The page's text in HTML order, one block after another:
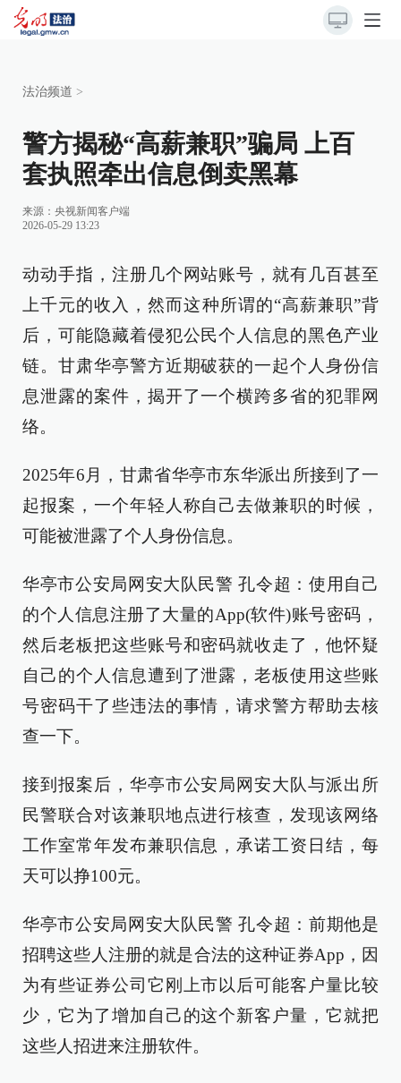
法治频道 >
警方揭秘“高薪兼职”骗局 上百
套执照牵出信息倒卖黑幕
来源： 央视新闻客户端
2026-05-29 13:23
动动手指，注册几个网站账号，就有几百甚至
上千元的收入，然而这种所谓的“高薪兼职”背
后，可能隐藏着侵犯公民个人信息的黑色产业
链。甘肃华亭警方近期破获的一起个人身份信
息泄露的案件，揭开了一个横跨多省的犯罪网
络。
2025年6月，甘肃省华亭市东华派出所接到了一
起报案，一个年轻人称自己去做兼职的时候，
可能被泄露了个人身份信息。
华亭市公安局网安大队民警 孔令超：使用自己
的个人信息注册了大量的App(软件)账号密码，
然后老板把这些账号和密码就收走了，他怀疑
自己的个人信息遭到了泄露，老板使用这些账
号密码干了些违法的事情，请求警方帮助去核
查一下。
接到报案后，华亭市公安局网安大队与派出所
民警联合对该兼职地点进行核查，发现该网络
工作室常年发布兼职信息，承诺工资日结，每
天可以挣100元。
华亭市公安局网安大队民警 孔令超：前期他是
招聘这些人注册的就是合法的这种证券App，因
为有些证券公司它刚上市以后可能客户量比较
少，它为了增加自己的这个新客户量，它就把
这些人招进来注册软件。